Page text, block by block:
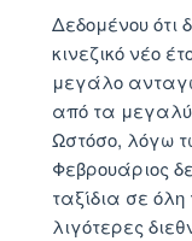
Δεδομένου ότι
κινεζικό νέο
μεγάλο
από τα
Ωστόσο, λόγω
Φεβρουάριος
ταξίδια σε
λιγότερες